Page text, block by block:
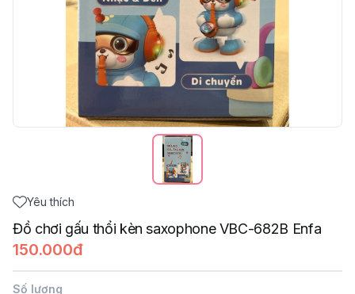
Yêu thích
Đồ chơi gấu thổi kèn saxophone VBC-682B Enfa
150.000đ
Số lượng